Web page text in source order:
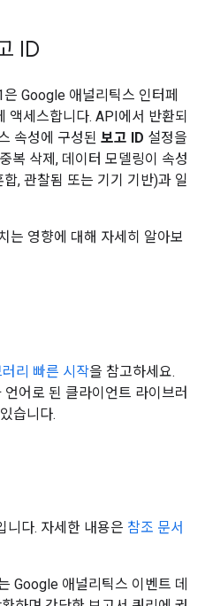
ID
Google 애널리틱스 인터페
액세스합니다. API에서 반환되
속성에 구성된 보고 ID 설정을
복 삭제, 데이터 모델링이 속성
, 관찰됨 또는 기기 기반)과 일
는 영향에 대해 자세히 알아보
리 빠른 시작을 참고하세요.
어로 된 클라이언트 라이브러
습니다.
니다. 자세한 내용은 참조 문서
Google 애널리틱스 이벤트 데